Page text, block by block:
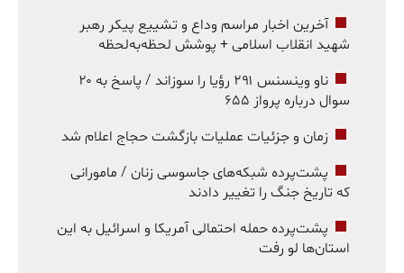
آخرین اخبار مراسم وداع و تشییع پیکر رهبر
شهید انقلاب اسلامی + پوشش لحظه‌به‌لحظه
ناو وینسنس ۲۹۱ رؤیا را سوزاند / پاسخ به ۲۰
سوال درباره پرواز ۶۵۵
زمان و جزئیات عملیات بازگشت حجاج اعلام شد
پشت‌پرده شبکه‌های جاسوسی زنان / مامورانی
که تاریخ جنگ را تغییر دادند
پشت‌پرده حمله احتمالی آمریکا و اسرائیل به این
استان‌ها لو رفت